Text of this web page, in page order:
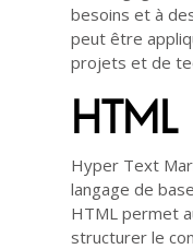
besoins et à
peut être
projets et de
HTML
Hyper Text
langage de
HTML permet
structurer le